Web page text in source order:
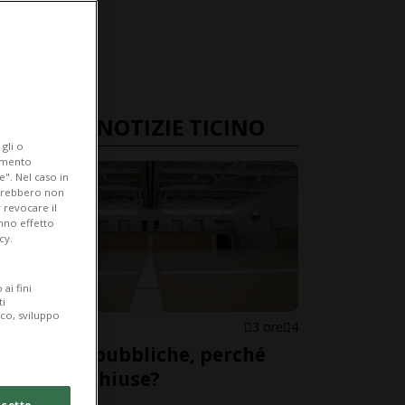
ULTIME NOTIZIE TICINO
CANTONE 3 ore 4
Palestre pubbliche, perché
restano chiuse?
o
Nel caso in
non
revocare il
effetto
ai fini
sviluppo